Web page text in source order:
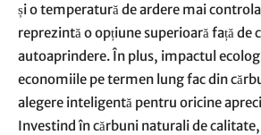
și o temperatură de ardere mai
reprezintă o opțiune superioară față de
autoaprindere. În plus, impactul
economiile pe termen lung fac din
alegere inteligentă pentru oricine
Investind în cărbuni naturali de calitate,